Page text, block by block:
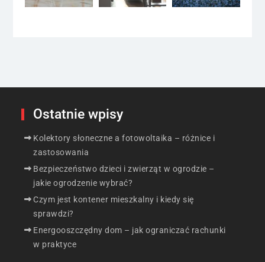
Ostatnie wpisy
Kolektory słoneczne a fotowoltaika – różnice i
zastosowania
Bezpieczeństwo dzieci i zwierząt w ogrodzie –
jakie ogrodzenie wybrać?
Czym jest kontener mieszkalny i kiedy się
sprawdzi?
Energooszczędny dom – jak ograniczać rachunki
w praktyce